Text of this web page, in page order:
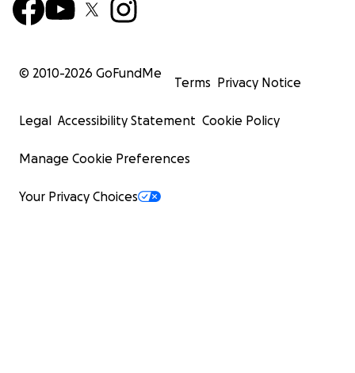
© 2010-2026 GoFundMe
Terms Privacy Notice
Legal Accessibility Statement Cookie Policy
Manage Cookie Preferences
Your Privacy Choices